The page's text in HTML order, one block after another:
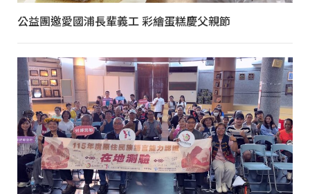
公益團邀愛國浦長輩義工 彩繪蛋糕慶父親節